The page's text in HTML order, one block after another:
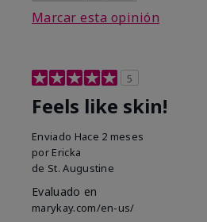
Marcar esta opinión
5
Feels like skin!
Enviado Hace 2 meses
por Ericka
de St. Augustine
Evaluado en
marykay.com/en-us/